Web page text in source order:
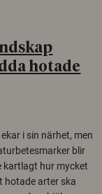
hotade
i sin närhet, men
blir
kartlagt hur mycket
hotade arter ska